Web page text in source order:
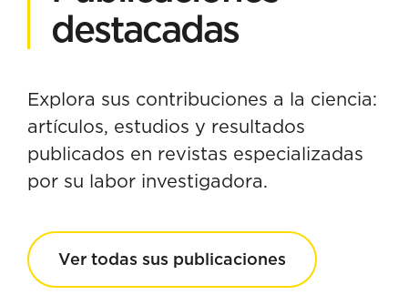
destacadas
Explora sus contribuciones a la ciencia:
artículos, estudios y resultados
publicados en revistas especializadas
por su labor investigadora.
Ver todas sus publicaciones